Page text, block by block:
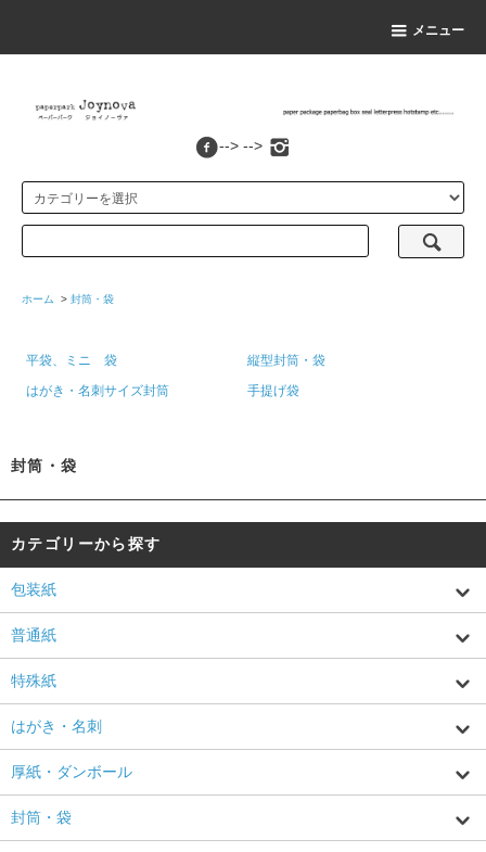
メニュー
--> -->
ホーム > 封筒・袋
平袋、ミニ 袋
縦型封筒・袋
はがき・名刺サイズ封筒
手提げ袋
封筒・袋
カテゴリーから探す
包装紙
普通紙
特殊紙
はがき・名刺
厚紙・ダンボール
封筒・袋